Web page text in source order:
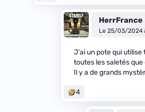
HerrFrance
Le 25/03/2024
J'ai un pote qui utilise
toutes les saletés
Il y a de grands
4